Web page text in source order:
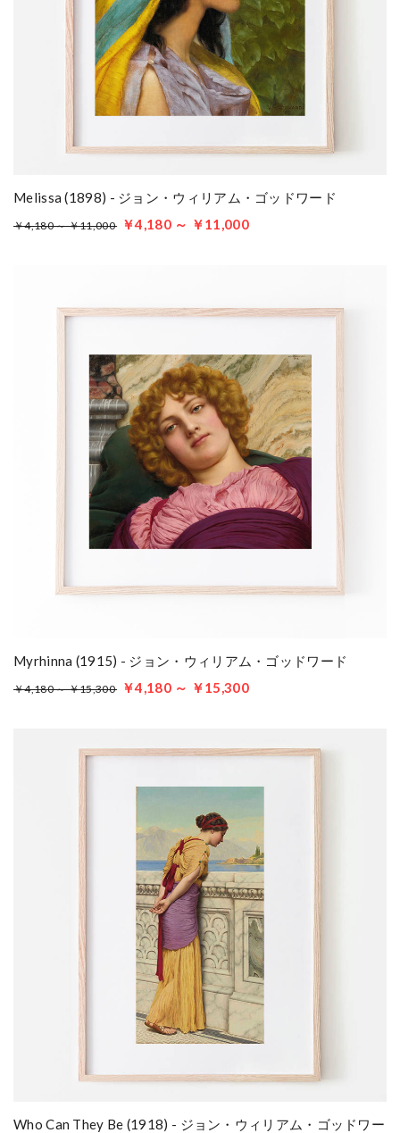
Melissa (1898) - ジョン・ウィリアム・ゴッドワード
￥4,180 ～ ￥11,000 ￥4,180 ～ ￥11,000
Myrhinna (1915) - ジョン・ウィリアム・ゴッドワード
￥4,180 ～ ￥15,300 ￥4,180 ～ ￥15,300
Who Can They Be (1918) - ジョン・ウィリアム・ゴッドワー